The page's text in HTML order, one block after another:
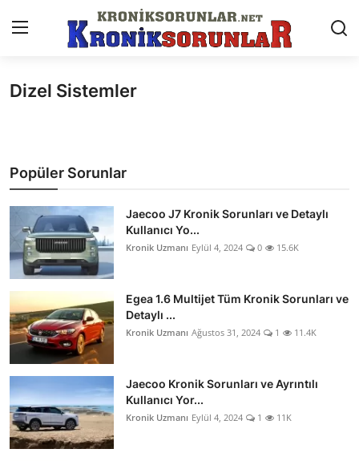
Anasayfa
İletişim
Trafik & Cezalar
Sigorta & Kasko
Vergi & ÖTV & MTV
Muayene & Ruhsat
Sorgulamalar
İkinci El & Alım-Satım
Bakım & Arıza Çözümleri
Dizel Sistemler
Popüler Sorunlar
Jaecoo J7 Kronik Sorunları ve Detaylı
Kullanıcı Yo...
Kronik Uzmanı Eylül 4, 2024 0 15.6K
Egea 1.6 Multijet Tüm Kronik Sorunları ve
Detaylı ...
Kronik Uzmanı Ağustos 31, 2024 1 11.4K
Jaecoo Kronik Sorunları ve Ayrıntılı
Kullanıcı Yor...
Kronik Uzmanı Eylül 4, 2024 1 11K